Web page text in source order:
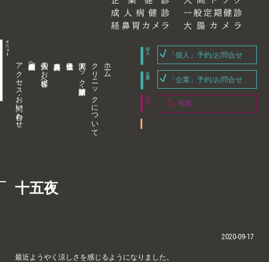
アクセス・お問い合わせ 企業内担当者様へ 個人のお客様へ 人間ドック・健康診断 クリニックについて ホーム
「個人」予約/お問合せ
「企業」予約/お問合せ
十五夜
2020-09-17
最近ようやく涼しさを感じるようになりました。